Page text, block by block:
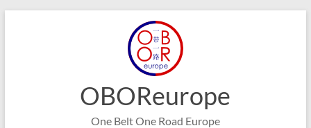
OBOReurope
One Belt One Road Europe